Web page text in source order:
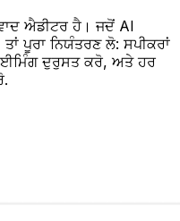
ਐਡੀਟਰ ਹੈ। ਜਦੋਂ AI
ਪੂਰਾ ਨਿਯੰਤਰਣ ਲੋ: ਸਪੀਕਰਾਂ
ਦੁਰੁਸਤ ਕਰੋ, ਅਤੇ ਹਰ